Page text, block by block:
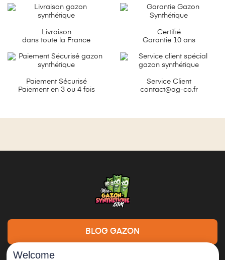
Livraison
dans toute la France
Certifié
Garantie 10 ans
Paiement Sécurisé
Paiement en 3 ou 4 fois
Service Client
contact@ag-co.fr
BLOG GAZON
Welcome